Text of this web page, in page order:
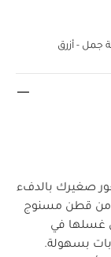
جمل - أزرق
صغيرك بالدفء
من قطن مسنوج
غسلها في
بسهولة.